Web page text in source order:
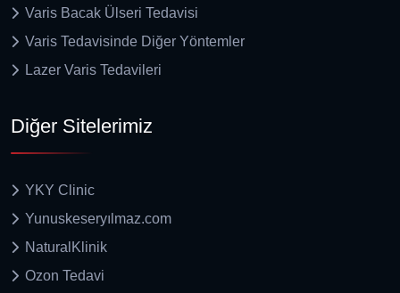
Varis Bacak Ülseri Tedavisi
Varis Tedavisinde Diğer Yöntemler
Lazer Varis Tedavileri
Diğer Sitelerimiz
YKY Clinic
Yunuskeseryılmaz.com
NaturalKlinik
Ozon Tedavi